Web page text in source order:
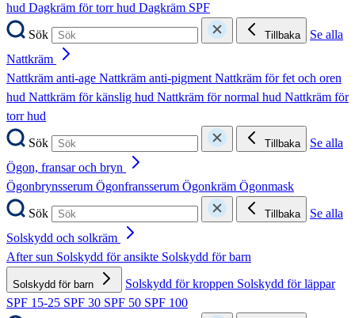
hud Dagkräm för torr hud Dagkräm SPF
Sök
Tillbaka
Se alla
Nattkräm
Nattkräm anti-age Nattkräm anti-pigmentNattkräm för fet och oren
hud Nattkräm för känslig hud Nattkräm för normal hud Nattkräm för
torr hud
Sök
Tillbaka
Se alla
Ögon, fransar och bryn
Ögonbrynsserum Ögonfransserum Ögonkräm Ögonmask
Sök
Tillbaka
Se alla
Solskydd och solkräm
After sun Solskydd för ansikte Solskydd för barn
Solskydd för barn Solskydd för kroppen Solskydd för läppar
SPF 15-25 SPF 30 SPF 50 SPF 100